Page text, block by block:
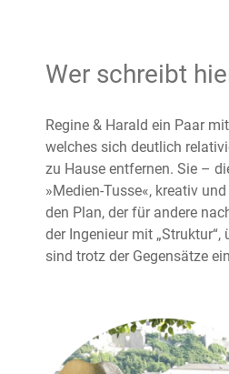
Wer schreibt
Regine & Harald ein Paar
welches sich deutlich
zu Hause entfernen. Sie –
»Medien-Tusse«, kreativ
den Plan, der für andere
der Ingenieur mit
sind trotz der Gegensätze